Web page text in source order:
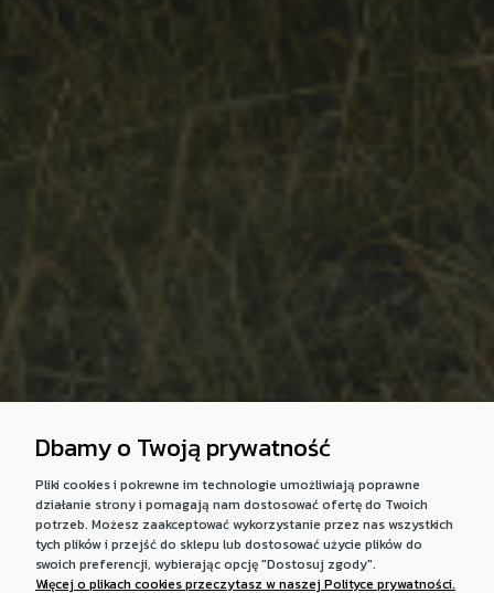
Dbamy o Twoją prywatność
Pliki cookies i pokrewne im technologie umożliwiają poprawne
działanie strony i pomagają nam dostosować ofertę do Twoich
potrzeb. Możesz zaakceptować wykorzystanie przez nas wszystkich
tych plików i przejść do sklepu lub dostosować użycie plików do
swoich preferencji, wybierając opcję "Dostosuj zgody".
Więcej o plikach cookies przeczytasz w naszej Polityce prywatności.